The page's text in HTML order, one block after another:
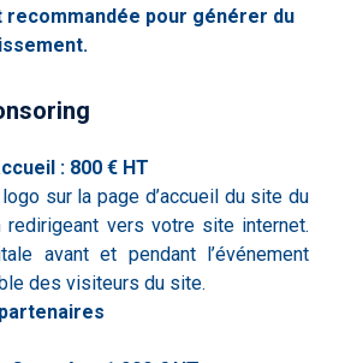
pour générer du
: 800 € HT
sur la page d’accueil du site du
redirigeant vers votre site internet.
avant et pendant l’événement
des visiteurs du site.